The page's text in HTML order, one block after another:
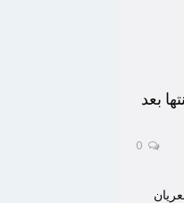
بعد